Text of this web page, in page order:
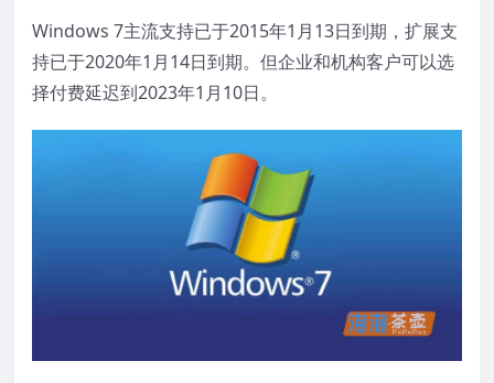
Windows 7主流支持已于2015年1月13日到期，扩展支
持已于2020年1月14日到期。但企业和机构客户可以选
择付费延迟到2023年1月10日。